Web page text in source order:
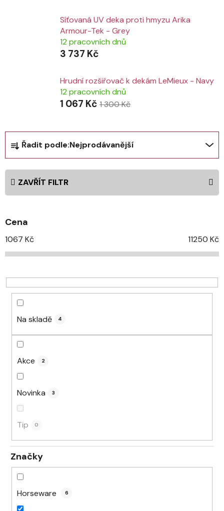
Síťovaná UV deka proti hmyzu Arika
Armour-Tek - Grey
12 pracovních dnů
3 737 Kč
Hrudní rozšiřovač k dekám LeMieux - Navy
12 pracovních dnů
1 067 Kč 1 300 Kč
a
z
e
n
p
r
o
d
k
Řadit podle:Nejprodávanější
ZAVŘÍT FILTR
Cena
1067 Kč 11250 Kč
Na skladě 4
Akce 2
Novinka 3
Tip 0
Značky
Horseware 6